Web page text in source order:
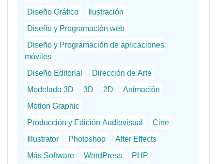
Diseño Gráfico
Ilustración
Diseño y Programación web
Diseño y Programación de aplicaciones
móviles
Diseño Editorial
Dirección de Arte
Modelado 3D
3D 2D
Animación
Motion Graphic
Producción y Edición Audiovisual
Cine
Illustrator
Photoshop
After Effects
Más Software
WordPress
PHP